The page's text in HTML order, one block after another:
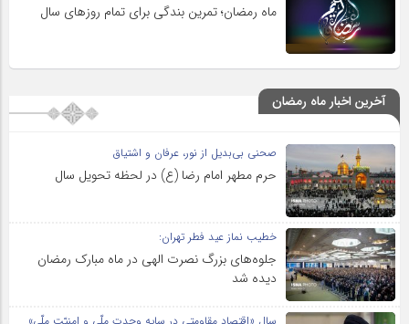
ماه رمضان؛ تمرین بندگی برای تمام روزهای سال
آخرین اخبار ماه رمضان
صحنی بی‌بدیل از نور، عرفان و اشتیاق
حرم مطهر امام رضا (ع) در لحظه تحویل سال
خطیب نماز عید فطر تهران:
جلوه‌های بزرگ نصرت الهی در ماه مبارک رمضان
دیده شد